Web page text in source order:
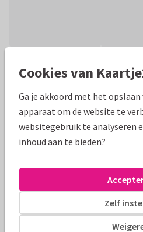
Productinformatie
een zolderkamer met een
met een flyer, zie binnenkant
Alle kaarten zijn helemaal
Panache
Formaten en tarieven
Cookies van
Ga je akkoord met het opslaan
apparaat om de website te
websitegebruik te analyseren
inhoud aan te bieden?
Zelf